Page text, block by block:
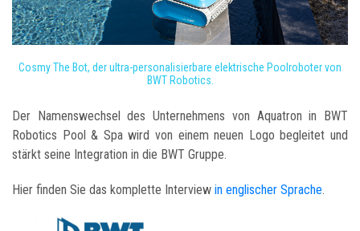
Cosmy The Bot, der ultra-personalisierbare elektrische Poolroboter von
BWT Robotics.
Der Namenswechsel des Unternehmens von Aquatron in BWT
Robotics Pool & Spa wird von einem neuen Logo begleitet und
stärkt seine Integration in die BWT Gruppe.
Hier finden Sie das komplette Interview in englischer Sprache